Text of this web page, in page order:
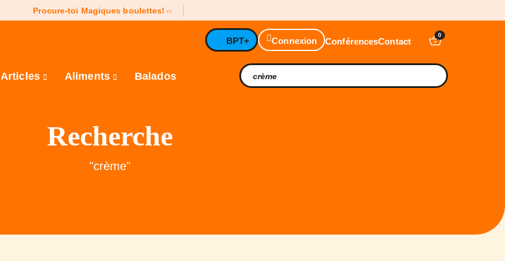
Procure-toi Magiques boulettes!
BPT+ Connexion ConférencesContact
0
Articles Aliments Balados
Recherche
"crème"